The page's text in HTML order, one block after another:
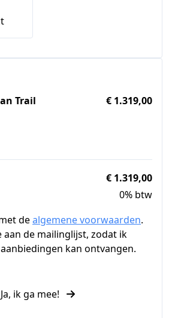
Trail
€ 1.319,00
€ 1.319,00
0% btw
dealgemene voorwaarden.
aan de mailinglijst, zodat ik
kan ontvangen.
Ja, ik ga mee!